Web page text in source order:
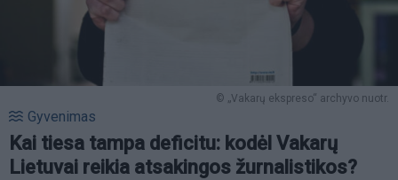
© „Vakarų ekspreso“ archyvo nuotr.
Gyvenimas
Kai tiesa tampa deficitu: kodėl Vakarų
Lietuvai reikia atsakingos žurnalistikos?